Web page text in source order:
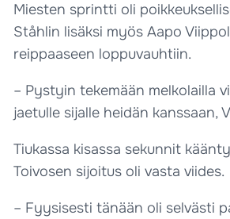
Miesten sprintti oli
Ståhlin lisäksi myös Aapo
reippaaseen loppuvauhtiin.
– Pystyin tekemään melkolailla
jaetulle sijalle heidän kanssaan,
Tiukassa kisassa sekunnit
Toivosen sijoitus oli vasta viides.
– Fyysisesti tänään oli selvästi